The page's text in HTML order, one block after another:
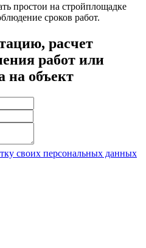
простои на стройплощадке
сроков работ.
расчет
работ или
на объект
своих персональных данных